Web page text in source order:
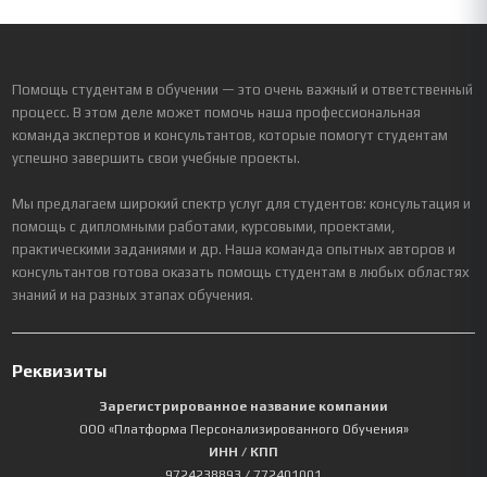
Помощь студентам в обучении — это очень важный и ответственный
процесс. В этом деле может помочь наша профессиональная
команда экспертов и консультантов, которые помогут студентам
успешно завершить свои учебные проекты.
Мы предлагаем широкий спектр услуг для студентов: консультация и
помощь с дипломными работами, курсовыми, проектами,
практическими заданиями и др. Наша команда опытных авторов и
консультантов готова оказать помощь студентам в любых областях
знаний и на разных этапах обучения.
Реквизиты
Зарегистрированное название компании
ООО «Платформа Персонализированного Обучения»
ИНН / КПП